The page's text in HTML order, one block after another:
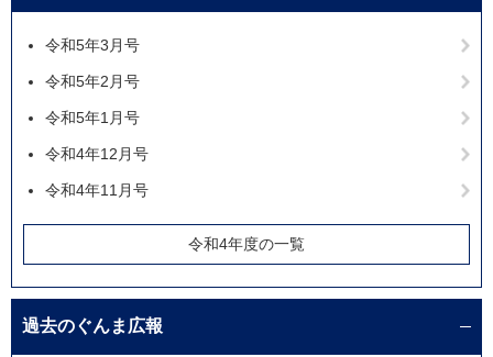
令和5年3月号
令和5年2月号
令和5年1月号
令和4年12月号
令和4年11月号
令和4年度の一覧
過去のぐんま広報